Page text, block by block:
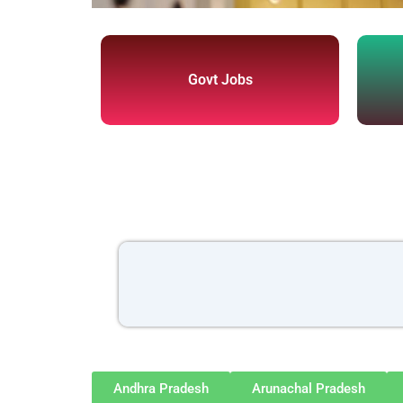
Govt Jobs
Andhra Pradesh Arunachal Pradesh